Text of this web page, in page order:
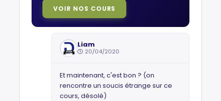
VOIR NOS COURS
Liam
20/04/2020
Et maintenant, c'est bon ? (on
rencontre un soucis étrange sur ce
cours, désolé)